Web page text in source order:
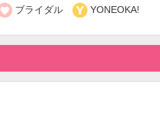
ブライダル  YONEOKA!